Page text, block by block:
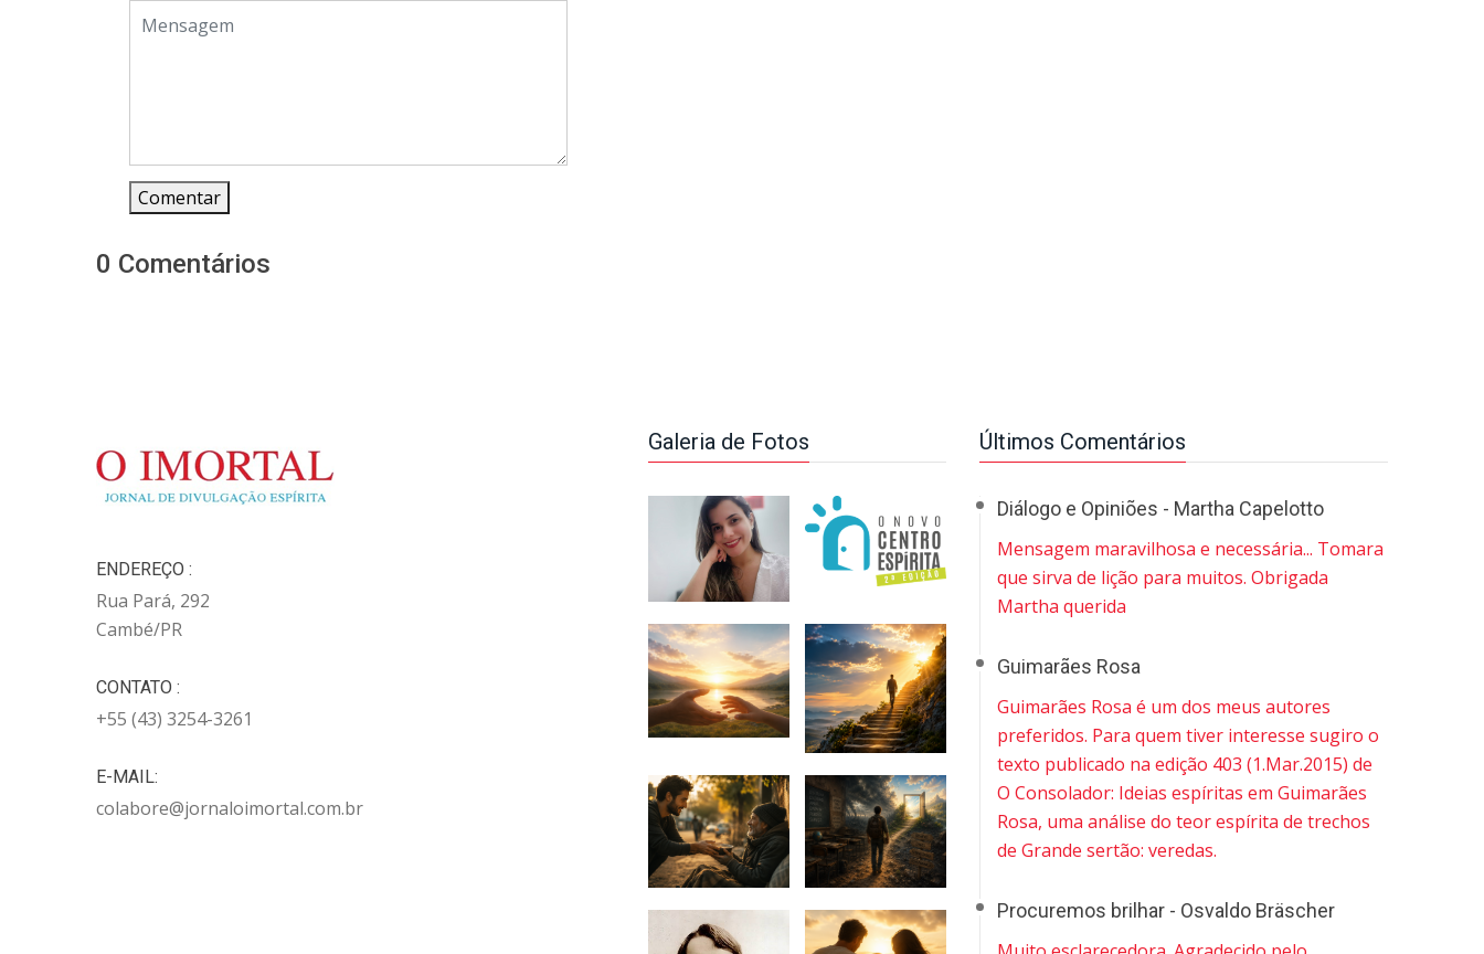
Comentar
0 Comentários
ENDEREÇO :
Rua Pará, 292
Cambé/PR
CONTATO :
+55 (43) 3254-3261
E-MAIL:
colabore@jornaloimortal.com.br
Galeria de Fotos Últimos Comentários
Diálogo e Opiniões - Martha Capelotto
Mensagem maravilhosa e necessária... Tomara
que sirva de lição para muitos. Obrigada
Martha querida
Guimarães Rosa
Guimarães Rosa é um dos meus autores
preferidos. Para quem tiver interesse sugiro o
texto publicado na edição 403 (1.Mar.2015) de
O Consolador: Ideias espíritas em Guimarães
Rosa, uma análise do teor espírita de trechos
de Grande sertão: veredas.
Procuremos brilhar - Osvaldo Bräscher